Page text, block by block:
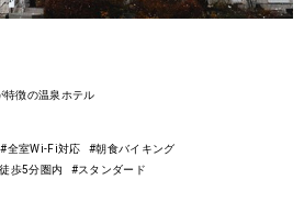
特徴の温泉ホテル
#全室Wi-Fi対応
#朝食バイキング
歩5分圏内 #スタンダード